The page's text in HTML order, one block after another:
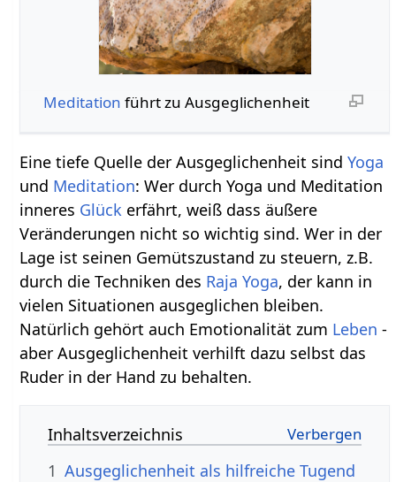
Meditation führt zu Ausgeglichenheit
Eine tiefe Quelle der Ausgeglichenheit sindYoga
und Meditation: Wer durch Yoga und Meditation
inneres Glück erfährt, weiß dass äußere
Veränderungen nicht so wichtig sind. Wer in der
Lage ist seinen Gemütszustand zu steuern, z.B.
durch die Techniken des Raja Yoga, der kann in
vielen Situationen ausgeglichen bleiben.
Natürlich gehört auch Emotionalität zum Leben -
aber Ausgeglichenheit verhilft dazu selbst das
Ruder in der Hand zu behalten.
Inhaltsverzeichnis
1 Ausgeglichenheit als hilfreiche Tugend